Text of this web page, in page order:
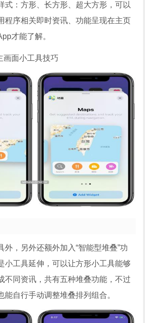
式：方形、长方形、超大方形，可以
程序相关即时资讯、功能呈现在主页
才能了解。
画面小工具技巧
外，另外还额外加入“智能型堆叠”功
小工具延伸，可以让方形小工具能够
不同资讯，共有五种堆叠功能，不过
能自行手动调整堆叠排列组合。